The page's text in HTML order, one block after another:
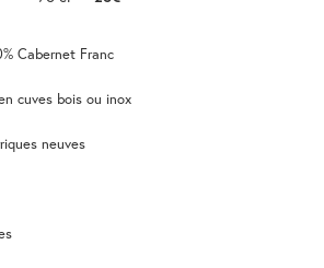
Cabernet Franc
cuves bois ou inox
neuves